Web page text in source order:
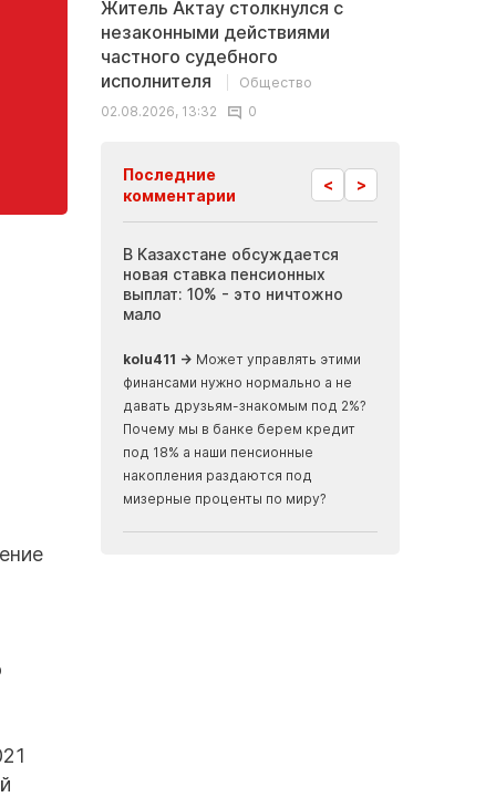
Житель Актау столкнулся с
незаконными действиями
частного судебного
исполнителя
Общество
02.08.2026, 13:32
0
Последние
комментарии
< >
В Казахстане обсуждается
новая ставка пенсионных
выплат: 10% - это ничтожно
мало
kolu411 → Может управлять этими
финансами нужно нормально а не
давать друзьям-знакомым под 2%?
Почему мы в банке берем кредит
под 18% а наши пенсионные
накопления раздаются под
мизерные проценты по миру?